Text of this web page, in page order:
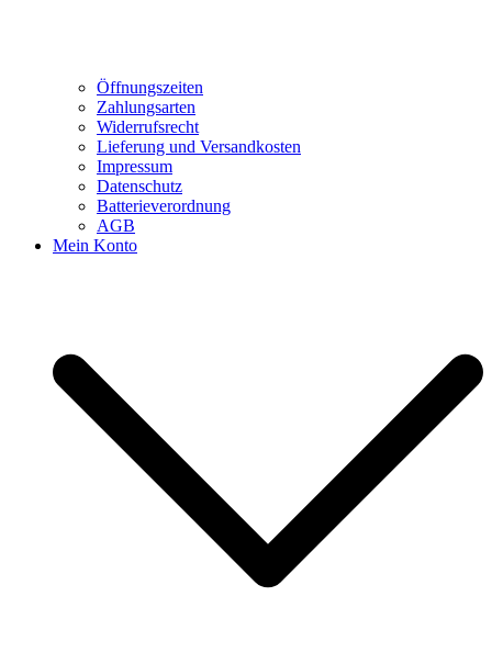
Öffnungszeiten
Zahlungsarten
Widerrufsrecht
Lieferung und Versandkosten
Impressum
Datenschutz
Batterieverordnung
AGB
Mein Konto